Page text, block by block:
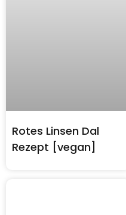
Rotes Linsen Dal
Rezept [vegan]